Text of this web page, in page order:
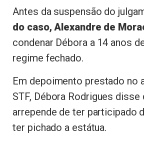
Antes da suspensão do
do caso, Alexandre de
condenar Débora a 14 anos
regime fechado.
Em depoimento prestado no
STF, Débora Rodrigues disse
arrepende de ter participado
ter pichado a estátua.